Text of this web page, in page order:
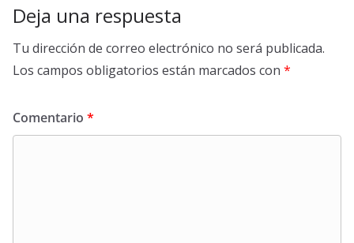
Deja una respuesta
Tu dirección de correo electrónico no será publicada.
Los campos obligatorios están marcados con *
Comentario *